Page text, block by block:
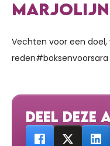
Vechten voor een
reden#boksenvoorsara
DEEL DEZE